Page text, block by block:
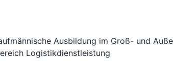
Ausbildung im Groß- und
Logistikdienstleistung